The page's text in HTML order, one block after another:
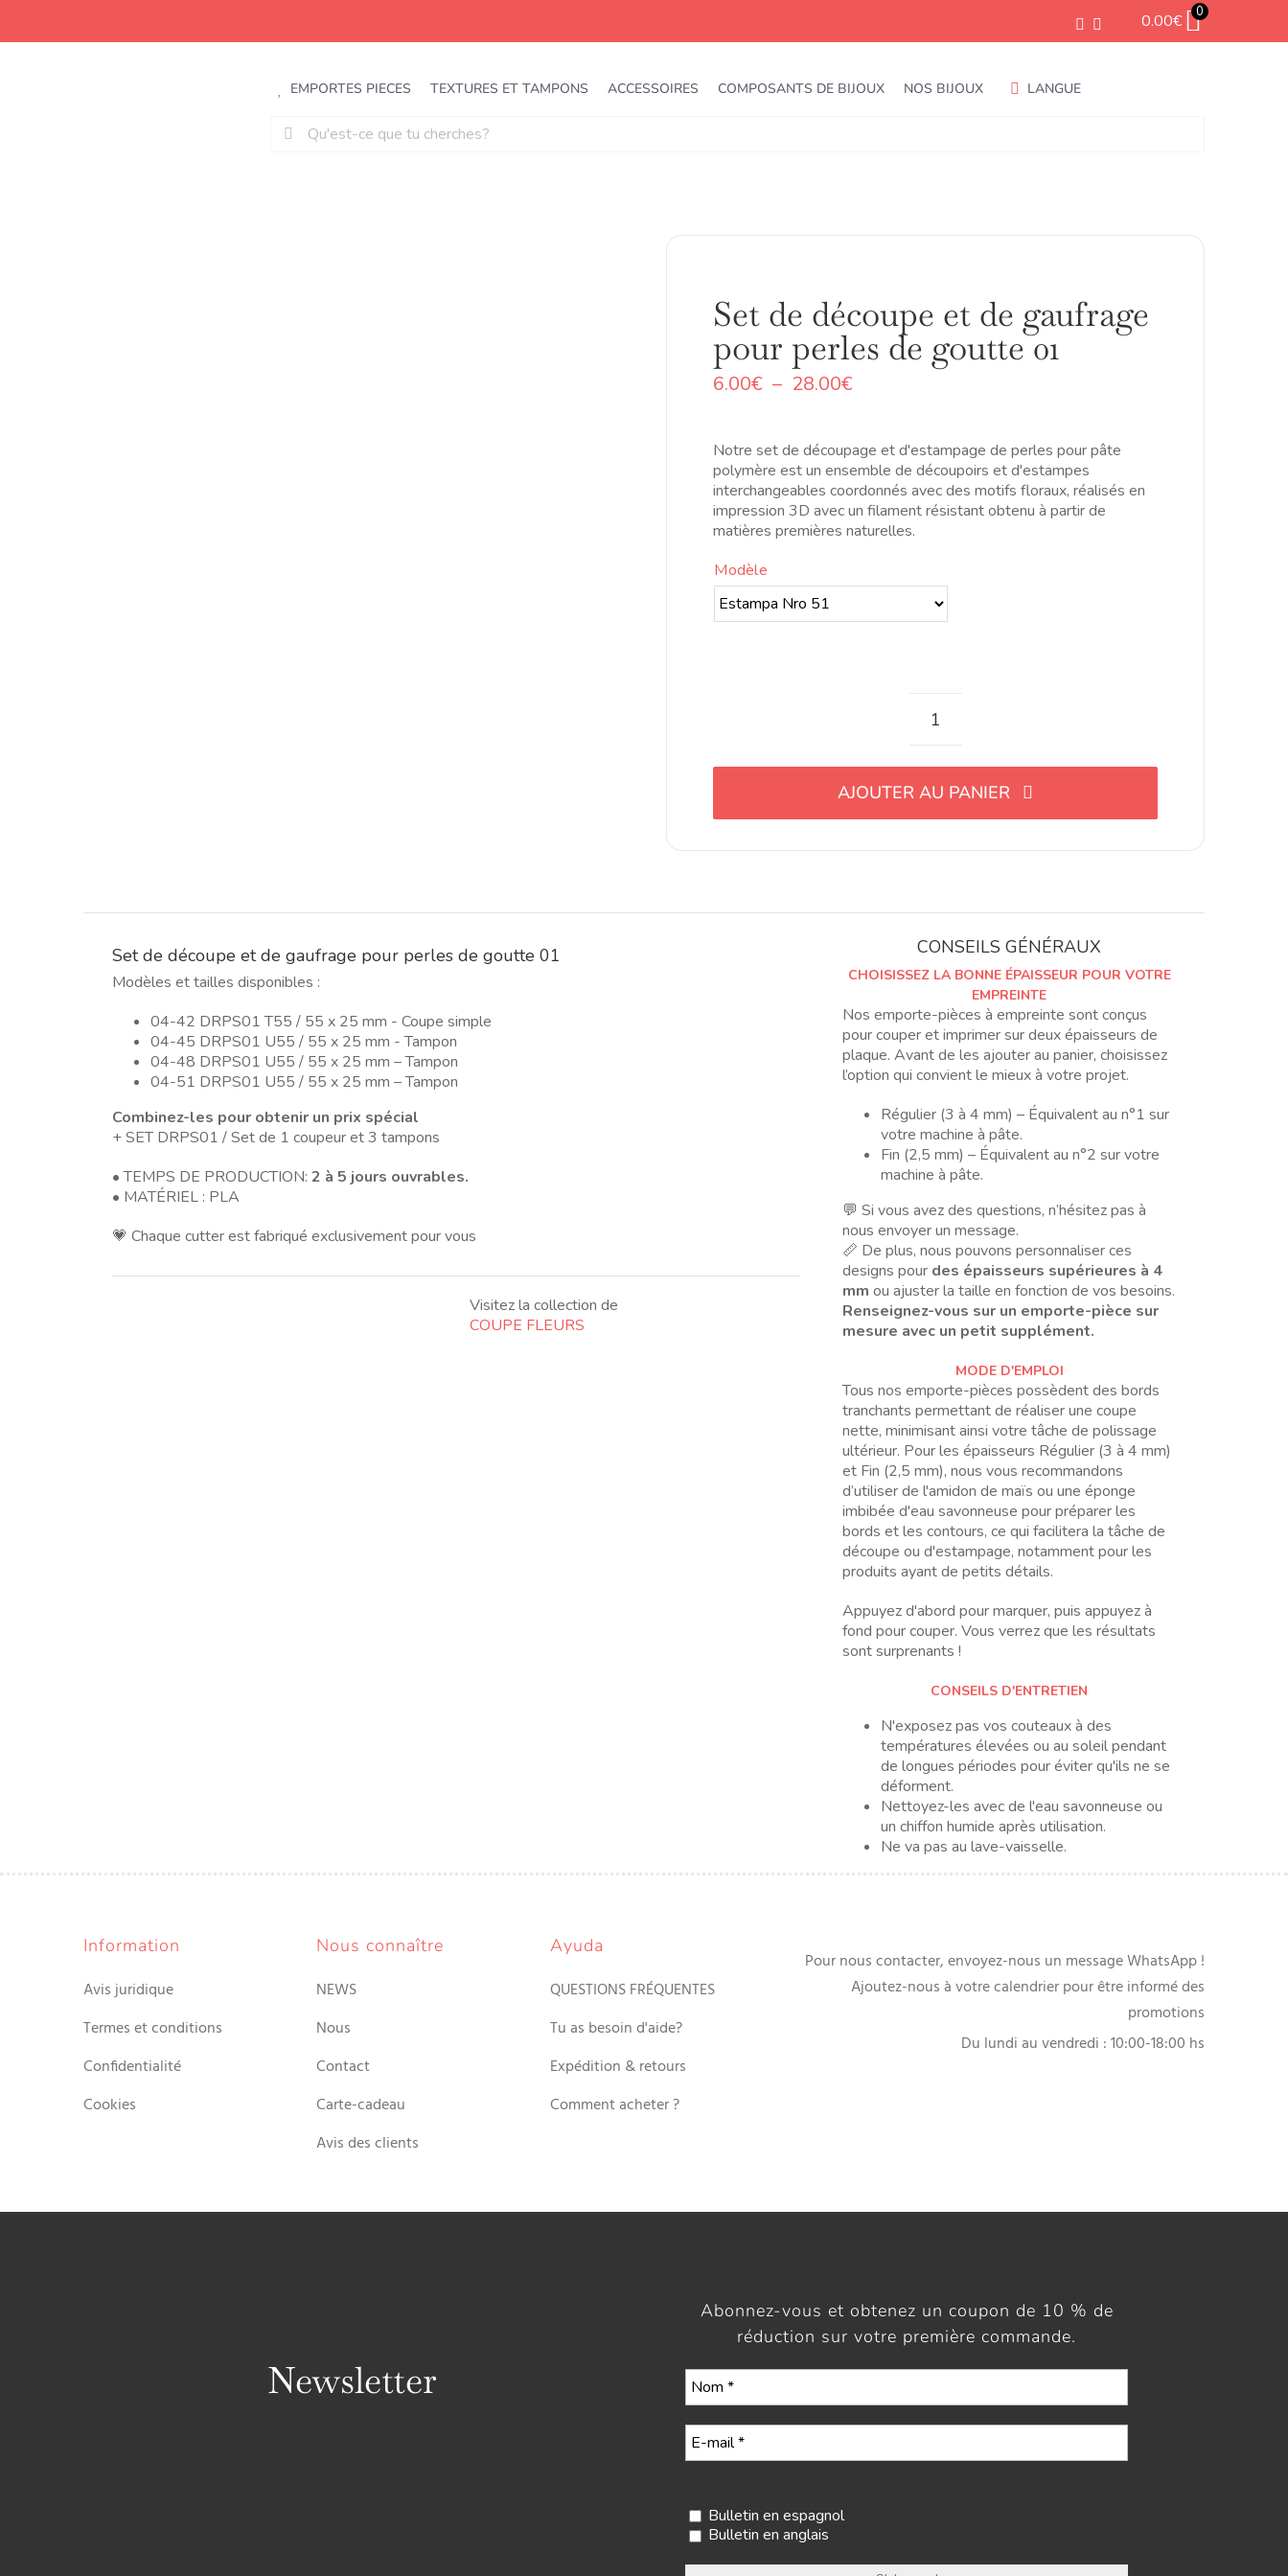
contenu
0.00€ 0
EMPORTES PIECES TEXTURES ET TAMPONS ACCESSOIRES COMPOSANTS DE BIJOUX NOS BIJOUX LANGUE
Rechercher:
Set de découpe et de gaufrage
pour perles de goutte 01
6.00€ – 28.00€Plage
6.00€
à
28.00€
Notre set de découpage et d'estampage de perles pour pâte
polymère est un ensemble de découpoirs et d'estampes
interchangeables coordonnés avec des motifs floraux, réalisés en
impression 3D avec un filament résistant obtenu à partir de
matières premières naturelles.
Modèle
quantité
de
corte
abalorio
de
gota
01
AJOUTER AU PANIER
Set de découpe et de gaufrage pour perles de goutte 01
Modèles et tailles disponibles :
04-42 DRPS01 T55 / 55 x 25 mm - Coupe simple
04-45 DRPS01 U55 / 55 x 25 mm - Tampon
04-48 DRPS01 U55 / 55 x 25 mm – Tampon
04-51 DRPS01 U55 / 55 x 25 mm – Tampon
Combinez-les pour obtenir un prix spécial
+ SET DRPS01 / Set de 1 coupeur et 3 tampons
• TEMPS DE PRODUCTION: 2 à 5 jours ouvrables.
• MATÉRIEL : PLA
💗 Chaque cutter est fabriqué exclusivement pour vous
Visitez la collection de
COUPE FLEURS
CONSEILS GÉNÉRAUX
CHOISISSEZ LA BONNE ÉPAISSEUR POUR VOTRE
EMPREINTE
Nos emporte-pièces à empreinte sont conçus
pour couper et imprimer sur deux épaisseurs de
plaque. Avant de les ajouter au panier, choisissez
l’option qui convient le mieux à votre projet.
Régulier (3 à 4 mm) – Équivalent au n°1 sur
votre machine à pâte.
Fin (2,5 mm) – Équivalent au n°2 sur votre
machine à pâte.
💬 Si vous avez des questions, n’hésitez pas à
nous envoyer un message.
📏 De plus, nous pouvons personnaliser ces
designs pour des épaisseurs supérieures à 4
mm ou ajuster la taille en fonction de vos besoins.
Renseignez-vous sur un emporte-pièce sur
mesure avec un petit supplément.
MODE D'EMPLOI
Tous nos emporte-pièces possèdent des bords
tranchants permettant de réaliser une coupe
nette, minimisant ainsi votre tâche de polissage
ultérieur. Pour les épaisseurs Régulier (3 à 4 mm)
et Fin (2,5 mm), nous vous recommandons
d’utiliser de l'amidon de maïs ou une éponge
imbibée d'eau savonneuse pour préparer les
bords et les contours, ce qui facilitera la tâche de
découpe ou d'estampage, notamment pour les
produits ayant de petits détails.
Appuyez d'abord pour marquer, puis appuyez à
fond pour couper. Vous verrez que les résultats
sont surprenants !
CONSEILS D'ENTRETIEN
N'exposez pas vos couteaux à des
températures élevées ou au soleil pendant
de longues périodes pour éviter qu'ils ne se
déforment.
Nettoyez-les avec de l'eau savonneuse ou
un chiffon humide après utilisation.
Ne va pas au lave-vaisselle.
Information
Avis juridique
Termes et conditions
Confidentialité
Cookies
Nous connaître
NEWS
Nous
Contact
Carte-cadeau
Avis des clients
Ayuda
QUESTIONS FRÉQUENTES
Tu as besoin d'aide?
Expédition & retours
Comment acheter ?
Pour nous contacter, envoyez-nous un message WhatsApp !
Ajoutez-nous à votre calendrier pour être informé des
promotions
Du lundi au vendredi : 10:00-18:00 hs
Newsletter
Abonnez-vous et obtenez un coupon de 10 % de
réduction sur votre première commande.
Bulletin en espagnol
Bulletin en anglais